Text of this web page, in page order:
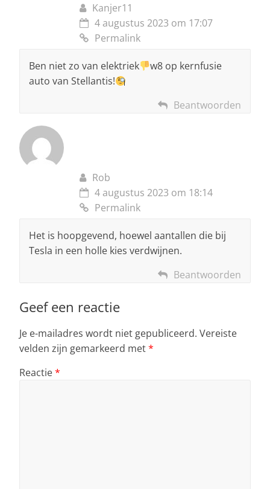
Kanjer11
4 augustus 2023 om 17:07
Permalink
Ben niet zo van elektriek
w8 op kernfusie
auto van Stellantis!
Beantwoorden
Rob
4 augustus 2023 om 18:14
Permalink
Het is hoopgevend, hoewel aantallen die bij
Tesla in een holle kies verdwijnen.
Beantwoorden
Geef een reactie
Je e-mailadres wordt niet gepubliceerd. Vereiste
velden zijn gemarkeerd met*
Reactie*